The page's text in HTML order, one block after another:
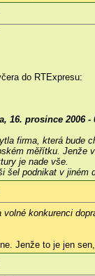
do RTExpresu:
16. prosince 2006 -
firma, která bude
měřítku.
je nade vše.
šel podnikat v jiném
konkurenci
Jenže to je jen